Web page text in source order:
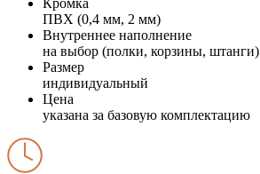
ПВХ (0,4 мм, 2 мм)
Внутреннее наполнение
на выбор (полки, корзины, штанги)
Размер
индивидуальный
Цена
указана за базовую комплектацию